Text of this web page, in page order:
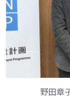
野田章